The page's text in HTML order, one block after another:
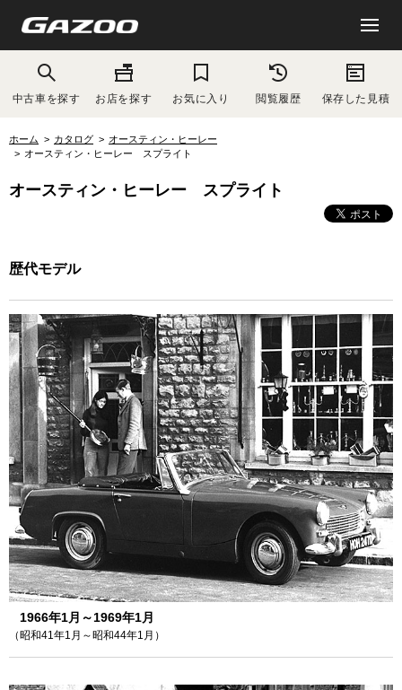
中古車を探す お店を探す お気に入り 閲覧履歴 保存した見積
ホーム カタログ
オースティン・ヒーレー
オースティン・ヒーレー スプライト
オースティン・ヒーレー スプライト
歴代モデル
1966年1月～1969年1月
（昭和41年1月～昭和44年1月）